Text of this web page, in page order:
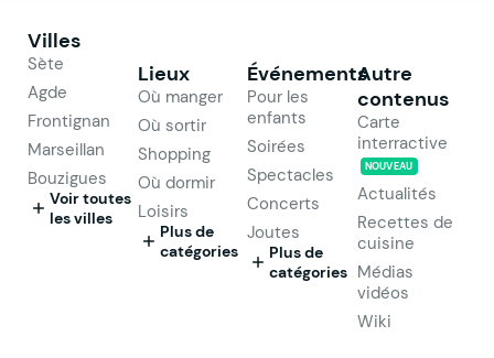
Villes
Sète
Agde
Frontignan
Marseillan
Bouzigues
Voir toutes
les villes
Lieux
Où manger
Où sortir
Shopping
Où dormir
Loisirs
Plus de
catégories
Événements
Pour les
enfants
Soirées
Spectacles
Concerts
Joutes
Plus de
catégories
Autre
contenus
Carte
interractive
NOUVEAU
Actualités
Recettes de
cuisine
Médias
vidéos
Wiki